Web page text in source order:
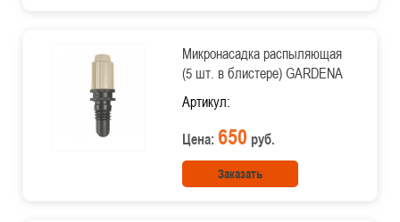
Микронасадка распыляющая
(5 шт. в блистере) GARDENA
Артикул:
Цена: 650 руб.
Заказать